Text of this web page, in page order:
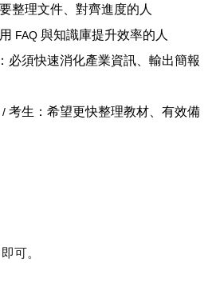
整理文件、對齊進度的人
FAQ 與知識庫提升效率的人
必須快速消化產業資訊、輸出簡報
/ 考生：希望更快整理教材、有效備
可。